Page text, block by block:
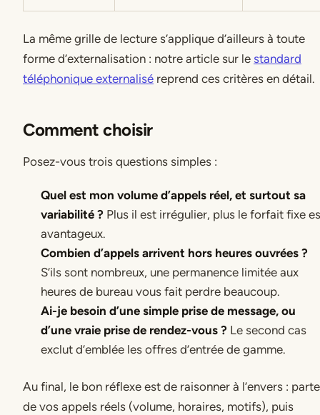
La même grille de lecture s’applique d’ailleurs à toute
forme d’externalisation : notre article sur le standard
téléphonique externalisé reprend ces critères en détail.
Comment choisir
Posez-vous trois questions simples :
Quel est mon volume d’appels réel, et surtout sa
variabilité ? Plus il est irrégulier, plus le forfait fixe
avantageux.
Combien d’appels arrivent hors heures ouvrées ?
S’ils sont nombreux, une permanence limitée aux
heures de bureau vous fait perdre beaucoup.
Ai-je besoin d’une simple prise de message, ou
d’une vraie prise de rendez-vous ? Le second cas
exclut d’emblée les offres d’entrée de gamme.
Au final, le bon réflexe est de raisonner à l’envers :
de vos appels réels (volume, horaires, motifs), puis